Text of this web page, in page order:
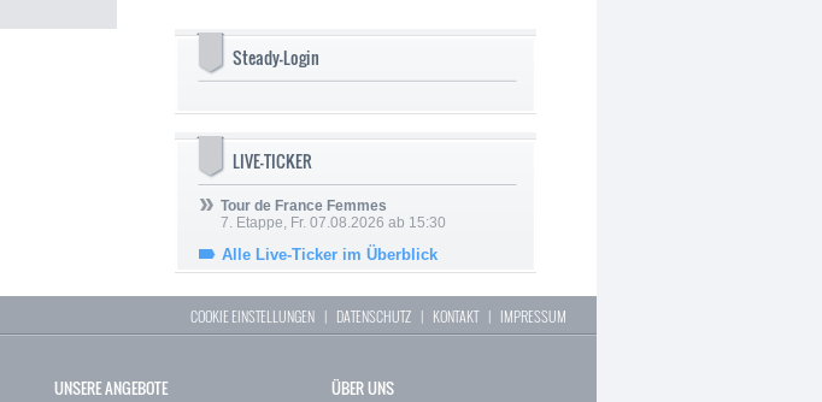
Steady-Login
LIVE-TICKER
Tour de France Femmes
7. Etappe, Fr. 07.08.2026 ab 15:30
Alle Live-Ticker im Überblick
COOKIE EINSTELLUNGEN | DATENSCHUTZ | KONTAKT| IMPRESSUM
UNSERE ANGEBOTE ÜBER UNS